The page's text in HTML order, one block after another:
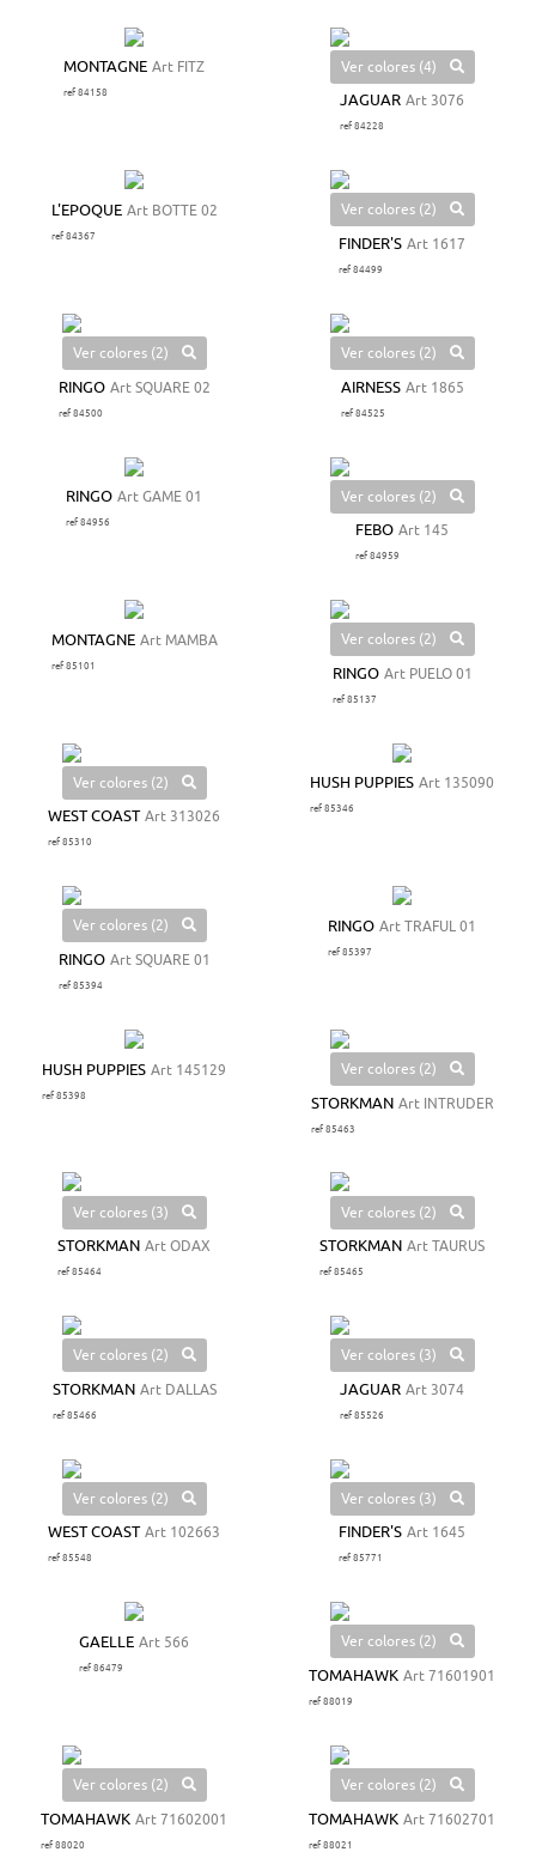
MONTAGNE Art FITZ
ref 84158
Ver colores (4)
JAGUAR Art 3076
ref 84228
L'EPOQUE Art BOTTE 02
ref 84367
Ver colores (2)
FINDER'S Art 1617
ref 84499
Ver colores (2)
RINGO Art SQUARE 02
ref 84500
Ver colores (2)
AIRNESS Art 1865
ref 84525
RINGO Art GAME 01
ref 84956
Ver colores (2)
FEBO Art 145
ref 84959
MONTAGNE Art MAMBA
ref 85101
Ver colores (2)
RINGO Art PUELO 01
ref 85137
Ver colores (2)
WEST COAST Art 313026
ref 85310
HUSH PUPPIES Art 135090
ref 85346
Ver colores (2)
RINGO Art SQUARE 01
ref 85394
RINGO Art TRAFUL 01
ref 85397
HUSH PUPPIES Art 145129
ref 85398
Ver colores (2)
STORKMAN Art INTRUDER
ref 85463
Ver colores (3)
STORKMAN Art ODAX
ref 85464
Ver colores (2)
STORKMAN Art TAURUS
ref 85465
Ver colores (2)
STORKMAN Art DALLAS
ref 85466
Ver colores (3)
JAGUAR Art 3074
ref 85526
Ver colores (2)
WEST COAST Art 102663
ref 85548
Ver colores (3)
FINDER'S Art 1645
ref 85771
GAELLE Art 566
ref 86479
Ver colores (2)
TOMAHAWK Art 71601901
ref 88019
Ver colores (2)
TOMAHAWK Art 71602001
ref 88020
Ver colores (2)
TOMAHAWK Art 71602701
ref 88021